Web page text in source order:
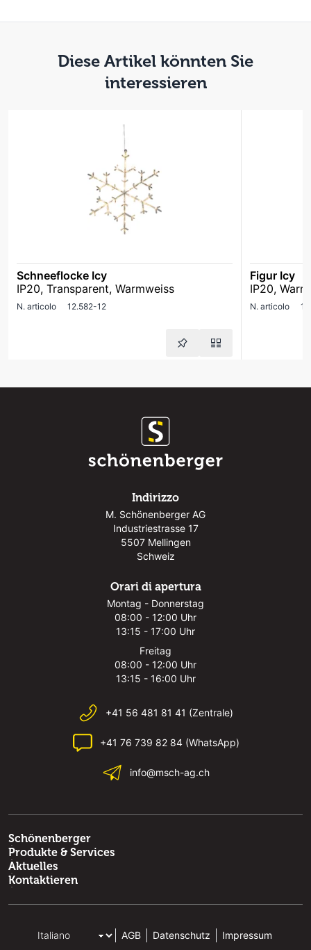
Diese Artikel könnten Sie
interessieren
Schneeflocke Icy
IP20, Transparent, Warmweiss
N. articolo 12.582-12
Figur Icy
IP20,
N. articolo
Indirizzo
M. Schönenberger AG
Industriestrasse 17
5507 Mellingen
Schweiz
Orari di apertura
Montag - Donnerstag
08:00 - 12:00 Uhr
13:15 - 17:00 Uhr
Freitag
08:00 - 12:00 Uhr
13:15 - 16:00 Uhr
+41 56 481 81 41 (Zentrale)
+41 76 739 82 84 (WhatsApp)
info@msch-ag.ch
Schönenberger
Produkte & Services
Aktuelles
Kontaktieren
AGB Datenschutz Impressum